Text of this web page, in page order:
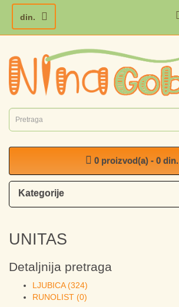
din.
0 proizvod(a) - 0 din.
Kategorije
UNITAS
Detaljnija pretraga
LJUBICA (324)
RUNOLIST (0)